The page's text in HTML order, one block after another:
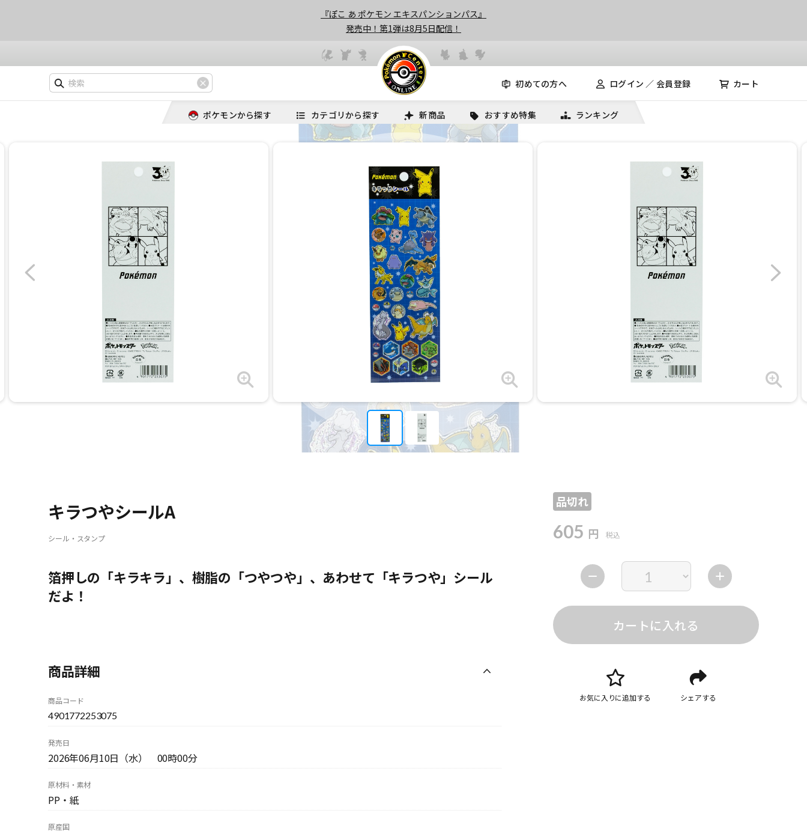
『ぽこ あ ポケモン エキスパンションパス』
発売中！第1弾は8月5日配信！
初めての方へ ログイン ／ 会員登録 カート
ポケモンから探す カテゴリから探す 新商品 おすすめ特集 ランキング
キラつやシールA
シール・スタンプ
品切れ
605 円 税込
カートに入れる
お気に入りに追加する シェアする
箔押しの「キラキラ」、樹脂の「つやつや」、あわせて「キラつや」シール
だよ！
商品詳細
商品コード
4901772253075
発売日
2026年06月10日（水） 00時00分
原材料・素材
PP・紙
原産国